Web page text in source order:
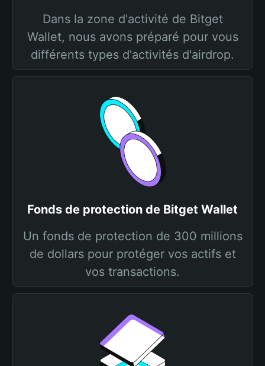
Dans la zone d'activité de Bitget
Wallet, nous avons préparé pour vous
différents types d'activités d'airdrop.
Fonds de protection de Bitget Wallet
Un fonds de protection de 300 millions
de dollars pour protéger vos actifs et
vos transactions.